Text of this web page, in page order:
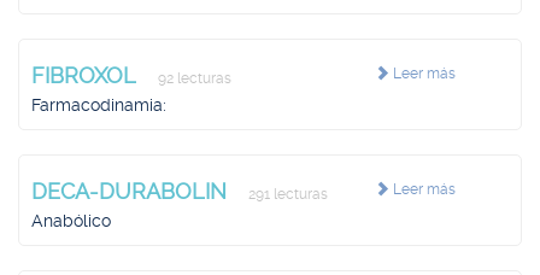
Leer más
FIBROXOL 92 lecturas
Farmacodinamia:
Leer más
DECA-DURABOLIN 291 lecturas
Anabólico